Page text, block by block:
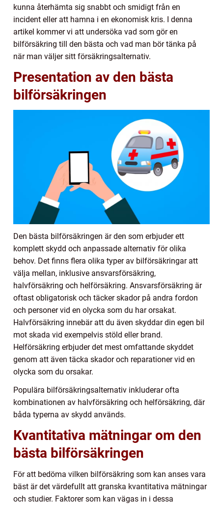
kunna återhämta sig snabbt och smidigt från en
incident eller att hamna i en ekonomisk kris. I denna
artikel kommer vi att undersöka vad som gör en
bilförsäkring till den bästa och vad man bör tänka på
när man väljer sitt försäkringsalternativ.
Presentation av den bästa
bilförsäkringen
Den bästa bilförsäkringen är den som erbjuder ett
komplett skydd och anpassade alternativ för olika
behov. Det finns flera olika typer av bilförsäkringar att
välja mellan, inklusive ansvarsförsäkring,
halvförsäkring och helförsäkring. Ansvarsförsäkring är
oftast obligatorisk och täcker skador på andra fordon
och personer vid en olycka som du har orsakat.
Halvförsäkring innebär att du även skyddar din egen bil
mot skada vid exempelvis stöld eller brand.
Helförsäkring erbjuder det mest omfattande skyddet
genom att även täcka skador och reparationer vid en
olycka som du orsakar.
Populära bilförsäkringsalternativ inkluderar ofta
kombinationen av halvförsäkring och helförsäkring, där
båda typerna av skydd används.
Kvantitativa mätningar om den
bästa bilförsäkringen
För att bedöma vilken bilförsäkring som kan anses vara
bäst är det värdefullt att granska kvantitativa mätningar
och studier. Faktorer som kan vägas in i dessa